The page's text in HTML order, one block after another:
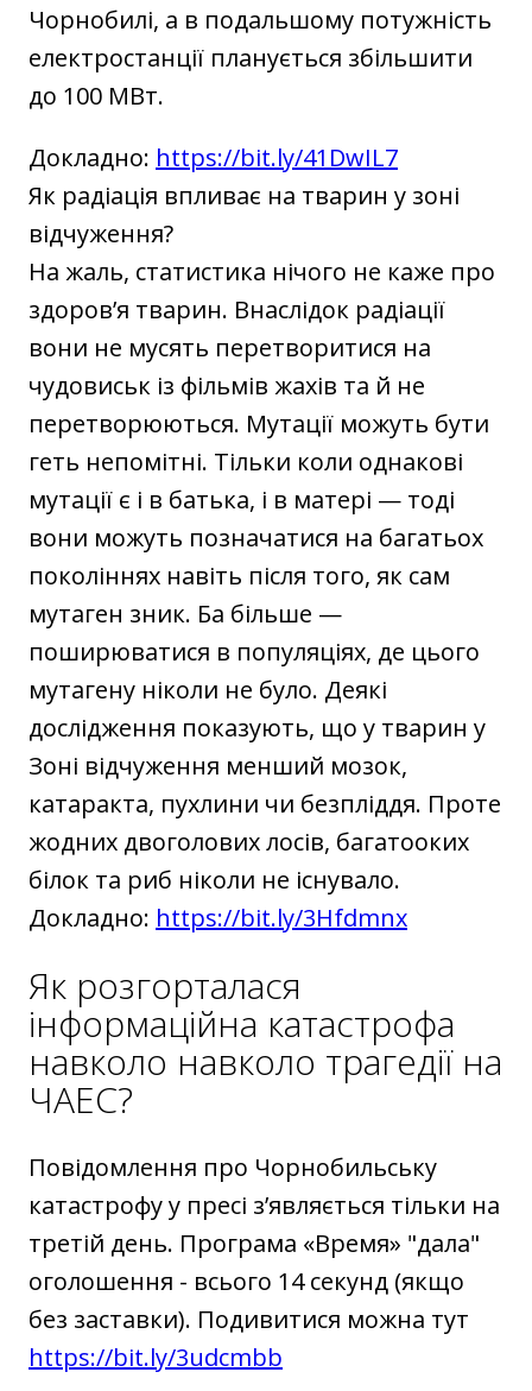
Чорнобилі, а в подальшому потужність
електростанції планується збільшити
до 100 МВт.
Докладно: https://bit.ly/41DwIL7
Як радіація впливає на тварин у зоні
відчуження?
На жаль, статистика нічого не каже про
здоров’я тварин. Внаслідок радіації
вони не мусять перетворитися на
чудовиськ із фільмів жахів та й не
перетворюються. Мутації можуть бути
геть непомітні. Тільки коли однакові
мутації є і в батька, і в матері — тоді
вони можуть позначатися на багатьох
поколіннях навіть після того, як сам
мутаген зник. Ба більше —
поширюватися в популяціях, де цього
мутагену ніколи не було. Деякі
дослідження показують, що у тварин у
Зоні відчуження менший мозок,
катаракта, пухлини чи безпліддя. Проте
жодних двоголових лосів, багатооких
білок та риб ніколи не існувало.
Докладно: https://bit.ly/3Hfdmnx
Як розгорталася
інформаційна катастрофа
навколо навколо трагедії на
ЧАЕС?
Повідомлення про Чорнобильську
катастрофу у пресі з’являється тільки на
третій день. Програма «Время» "дала"
оголошення - всього 14 секунд (якщо
без заставки). Подивитися можна тут
https://bit.ly/3udcmbb